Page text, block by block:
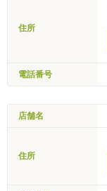
住所
電話番号
店舗名
住所